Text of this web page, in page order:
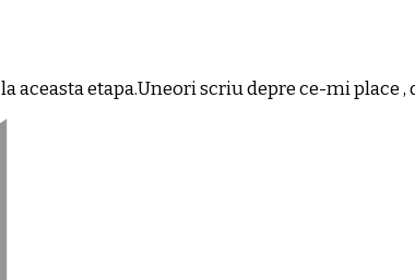
aceasta etapa.Uneori scriu depre ce-mi place